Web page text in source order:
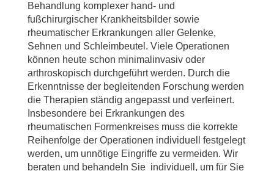
Behandlung komplexer hand- und
fußchirurgischer Krankheitsbilder sowie
rheumatischer Erkrankungen aller Gelenke,
Sehnen und Schleimbeutel. Viele Operationen
können heute schon minimalinvasiv oder
arthroskopisch durchgeführt werden. Durch die
Erkenntnisse der begleitenden Forschung werden
die Therapien ständig angepasst und verfeinert.
Insbesondere bei Erkrankungen des
rheumatischen Formenkreises muss die korrekte
Reihenfolge der Operationen individuell festgelegt
werden, um unnötige Eingriffe zu vermeiden. Wir
beraten und behandeln Sie individuell, um für Sie